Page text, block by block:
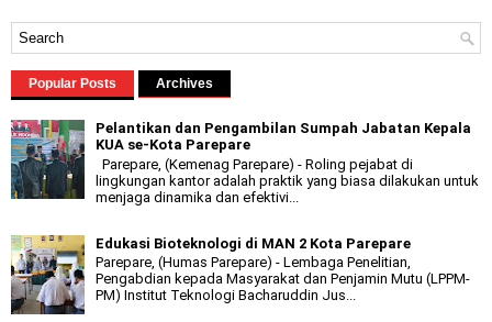
Popular Posts Archives
Pelantikan dan Pengambilan Sumpah Jabatan Kepala
KUA se-Kota Parepare
Parepare, (Kemenag Parepare) - Roling pejabat di
lingkungan kantor adalah praktik yang biasa dilakukan untuk
menjaga dinamika dan efektivi...
Edukasi Bioteknologi di MAN 2 Kota Parepare
Parepare, (Humas Parepare) - Lembaga Penelitian,
Pengabdian kepada Masyarakat dan Penjamin Mutu (LPPM-
PM) Institut Teknologi Bacharuddin Jus...